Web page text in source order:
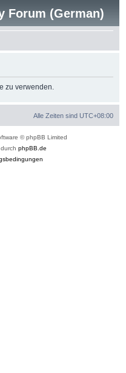
Forum (German)
zu verwenden.
Alle Zeiten sind UTC+08:00
© phpBB Limited
phpBB.de